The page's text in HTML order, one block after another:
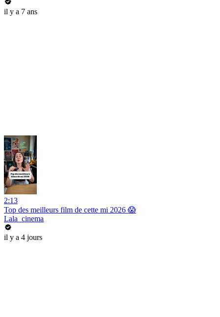
il y a 7 ans
2:13
Top des meilleurs film de cette mi 2026 😱
Lala_cinema
il y a 4 jours